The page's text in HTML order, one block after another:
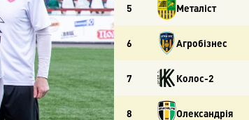
5 Металіст
6 Агробізнес
7 Колос-2
8 Олександрія